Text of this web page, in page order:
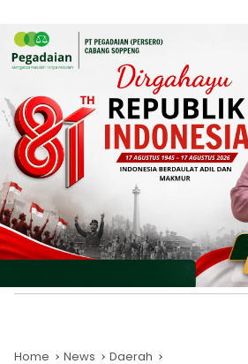
Home News Daerah